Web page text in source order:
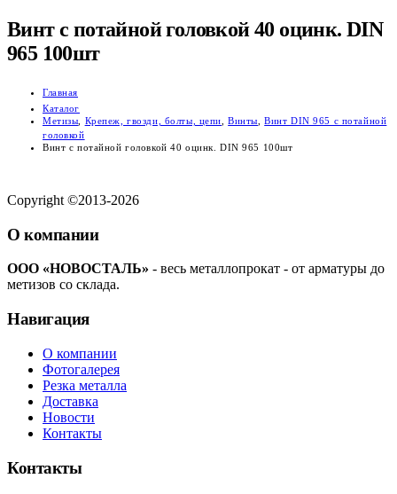
Винт с потайной головкой 40 оцинк. DIN
965 100шт
Главная
Каталог
Метизы
Крепеж, гвозди, болты, цепи ,Винты ,Винт DIN 965 с потайной
головкой
Винт с потайной головкой 40 оцинк. DIN 965 100шт
Copyright ©2013-2026
О компании
ООО «НОВОСТАЛЬ» - весь металлопрокат - от арматуры до
метизов со склада.
Навигация
О компании
Фотогалерея
Резка металла
Доставка
Новости
Контакты
Контакты